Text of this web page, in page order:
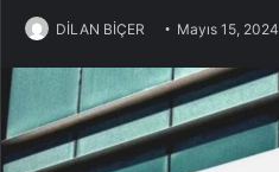
DİLAN BİÇER Mayıs 15, 2024